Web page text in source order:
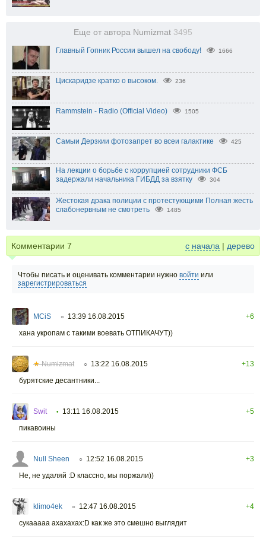
Еще от автора Numizmat 3495
Главный Гопник России вышел на свободу! 1666
Цискаридзе кратко о высоком. 236
Rammstein - Radio (Official Video) 1505
Самыи Дерзкии фотозапрет во всеи галактике 425
На лекции о борьбе с коррупцией сотрудники ФСБ
задержали начальника ГИБДД за взятку
304
Жестокая драка полиции с протестующими Полная жесть
слабонервным не смотреть
1485
Комментарии 7 с начала | дерево
Чтобы писать и оценивать комментарии нужно войти или
зарегистрироваться
MCiS ○ 13:39 16.08.2015
+6
хана укропам с такими воевать ОТПИКАЧУТ))
★Numizmat ○ 13:22 16.08.2015
+13
бурятские десантники...
Swit • 13:11 16.08.2015
+5
пикавоины
Null Sheen ○ 12:52 16.08.2015
+3
Не, не удаляй :D классно, мы поржали))
klimo4ek ○ 12:47 16.08.2015
+4
сукааааа ахахахах:D как же это смешно выглядит